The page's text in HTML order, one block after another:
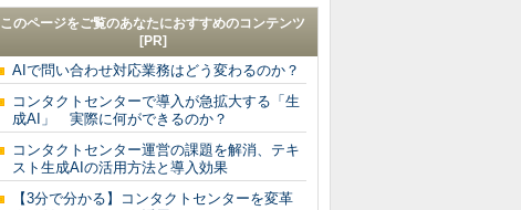
このページをご覧のあなたにおすすめのコンテンツ
[PR]
AIで問い合わせ対応業務はどう変わるのか？
コンタクトセンターで導入が急拡大する「生
成AI」 実際に何ができるのか？
コンタクトセンター運営の課題を解消、テキ
スト生成AIの活用方法と導入効果
【3分で分かる】コンタクトセンターを変革